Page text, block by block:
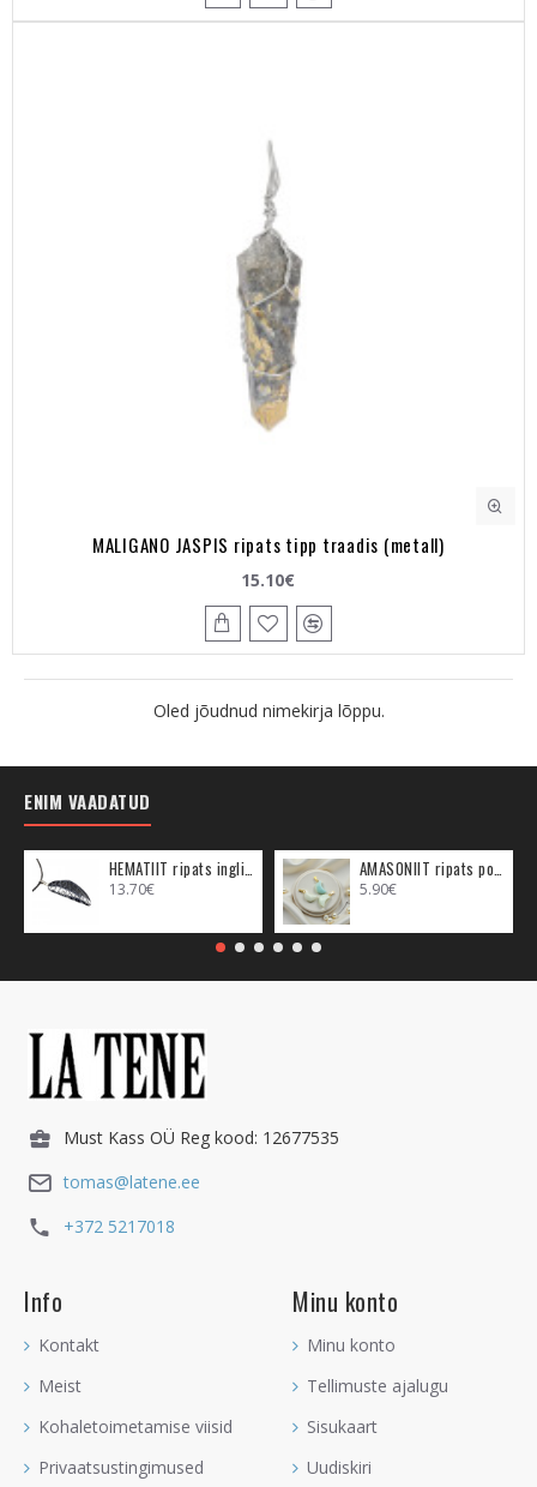
MALIGANO JASPIS ripats tipp traadis (metall)
15.10€
Oled jõudnud nimekirja lõppu.
ENIM VAADATUD
13.70€ 5.90€
Must Kass OÜ Reg kood: 12677535
tomas@latene.ee
+372 5217018
Info
Kontakt
Meist
Kohaletoimetamise viisid
Privaatsustingimused
Minu konto
Minu konto
Tellimuste ajalugu
Sisukaart
Uudiskiri